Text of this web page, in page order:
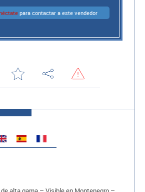
para contactar a este vendedor